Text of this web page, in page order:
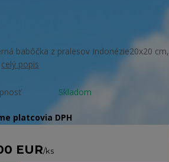
babôčka z pralesov Indonézie20x20 cm,
celý popis
Skladom
platcovia DPH
EUR/ks